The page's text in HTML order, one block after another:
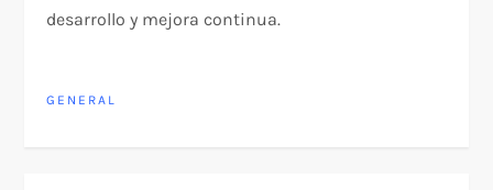
desarrollo y mejora continua.
GENERAL